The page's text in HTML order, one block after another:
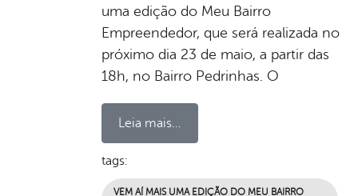
uma edição do Meu Bairro
Empreendedor, que será realizada no
próximo dia 23 de maio, a partir das
18h, no Bairro Pedrinhas. O
Leia mais...
tags:
VEM AÍ MAIS UMA EDIÇÃO DO MEU BAIRRO